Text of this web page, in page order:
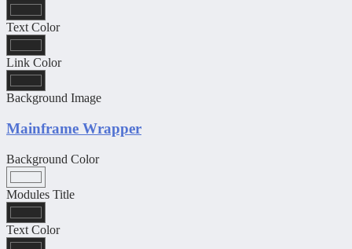
Text Color
Link Color
Background Image
Mainframe Wrapper
Background Color
Modules Title
Text Color